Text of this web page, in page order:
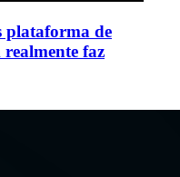
plataforma de
faz